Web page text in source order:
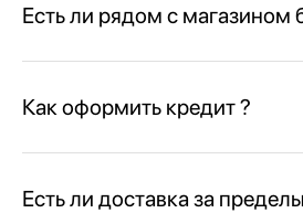
Есть ли рядом с магазином
Как оформить кредит ?
Есть ли доставка за